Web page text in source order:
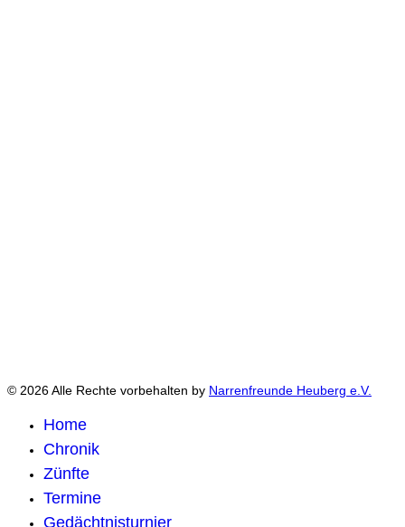
© 2026 Alle Rechte vorbehalten by Narrenfreunde Heuberg e.V.
Home
Chronik
Zünfte
Termine
Gedächtnisturnier